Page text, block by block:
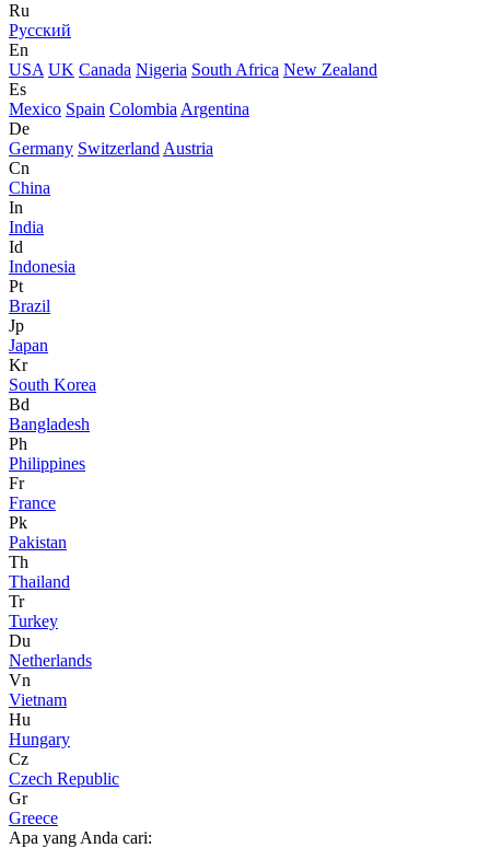
Ru
Русский
En
USA UK Canada Nigeria South Africa New Zealand
Es
Mexico Spain Colombia Argentina
De
Germany Switzerland Austria
Cn
China
In
India
Id
Indonesia
Pt
Brazil
Jp
Japan
Kr
South Korea
Bd
Bangladesh
Ph
Philippines
Fr
France
Pk
Pakistan
Th
Thailand
Tr
Turkey
Du
Netherlands
Vn
Vietnam
Hu
Hungary
Cz
Czech Republic
Gr
Greece
Apa yang Anda cari: